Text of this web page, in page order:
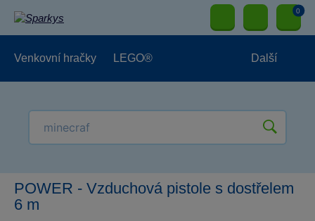
0
Venkovní hračky LEGO® Další
POWER - Vzduchová pistole s dostřelem
6 m